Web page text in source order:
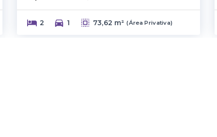
2 1 73,62 m² (Área Privativa)